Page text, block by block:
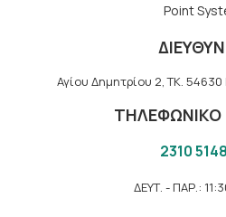
Point
Αγίου Δημητρίου 2, TK.
2310
ΔΕΥΤ. - ΠΑΡ.: